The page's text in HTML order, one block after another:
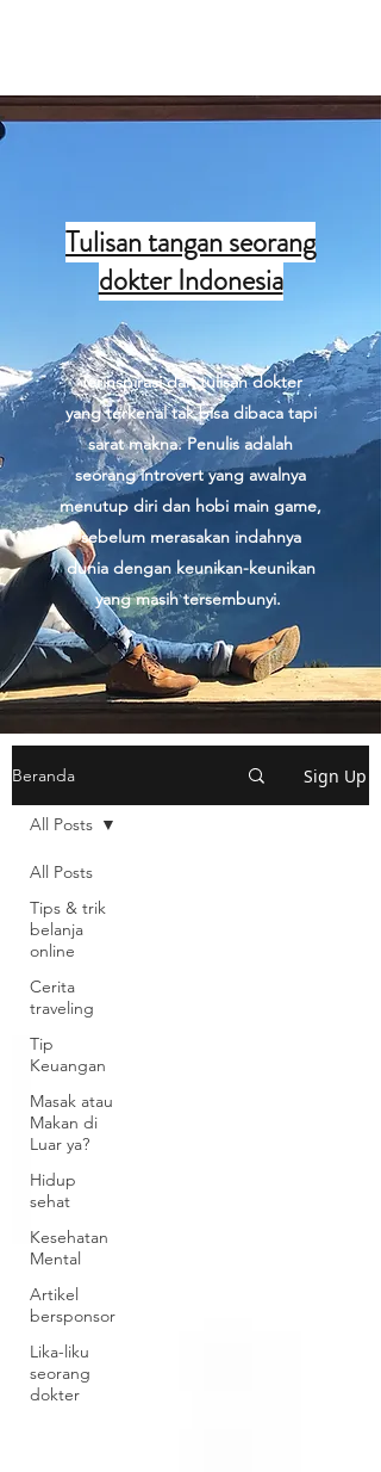
Tulisan tangan seorang
dokter Indonesia
Terinspirasi dari tulisan dokter
yang terkenal tak bisa dibaca tapi
sarat makna. Penulis adalah
seorang introvert yang awalnya
menutup diri dan hobi main game,
sebelum merasakan indahnya
dunia dengan keunikan-keunikan
yang masih tersembunyi.
Beranda Sign Up
All Posts
Tips & trik
belanja
online
Cerita
traveling
Tip
Keuangan
Masak atau
Makan di
Luar ya?
Hidup
sehat
Kesehatan
Mental
Artikel
bersponsor
Lika-liku
seorang
dokter
All Posts